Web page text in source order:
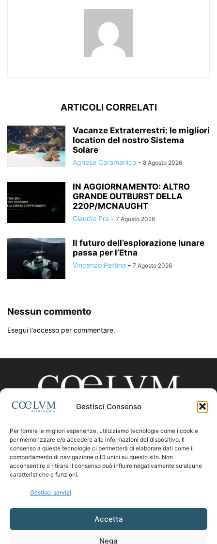
Gestisci Consenso
Per fornire le migliori esperienze, utilizziamo tecnologie come i cookie
per memorizzare e/o accedere alle informazioni del dispositivo. Il
consenso a queste tecnologie ci permetterà di elaborare dati come il
comportamento di navigazione o ID unici su questo sito. Non
acconsentire o ritirare il consenso può influire negativamente su alcune
caratteristiche e funzioni.
Gestisci servizi
Accetta
Nega
ARTICOLI CORRELATI
Vacanze Extraterrestri: le migliori
location del nostro Sistema
Solare
Agnese Caramanico - 8 Agosto 2026
IN AGGIORNAMENTO: ALTRO
GRANDE OUTBURST DELLA
220P/MCNAUGHT
Claudio Pra - 7 Agosto 2026
Il futuro dell’esplorazione lunare
passa per l’Etna
Vincenzo Pettina - 7 Agosto 2026
Nessun commento
Esegui l'accesso per commentare.
CHI SIAMO
Contattaci:coelumastro@coelum.com